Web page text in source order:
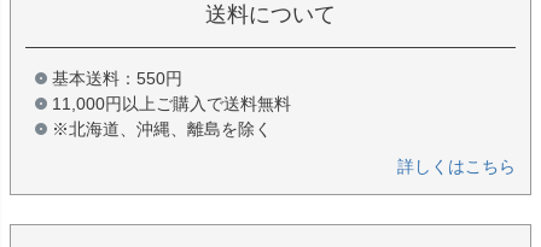
送料について
基本送料：550円
11,000円以上ご購入で送料無料
※北海道、沖縄、離島を除く
詳しくはこちら